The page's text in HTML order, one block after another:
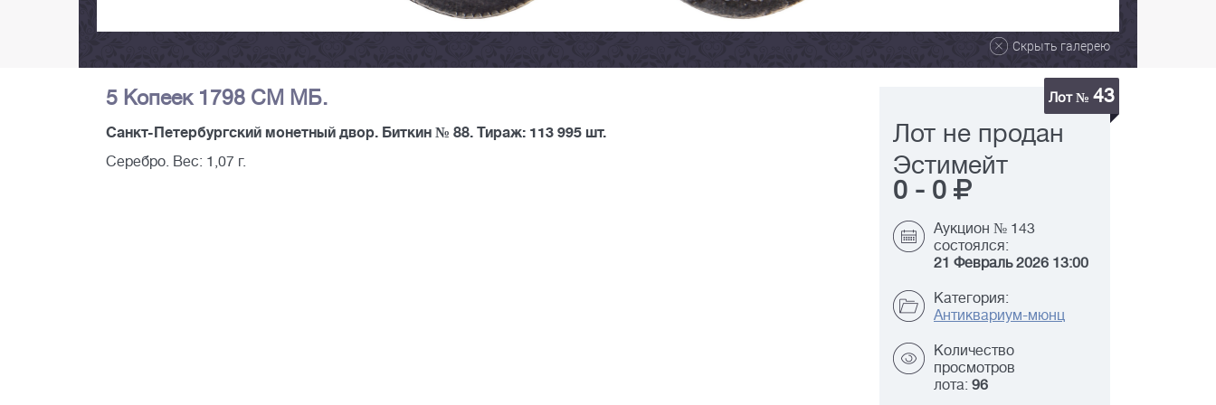
Скрыть галерею
5 Копеек 1798 СМ МБ.
Санкт-Петербургский монетный двор. Биткин № 88. Тираж: 113 995 шт.
Серебро. Вес: 1,07 г.
Лот № 43
Лот не продан
Эстимейт
0 - 0
Аукцион № 143
состоялся:
21 Февраль 2026 13:00
Категория:
Антиквариум-мюнц
Количество
просмотров
лота: 96